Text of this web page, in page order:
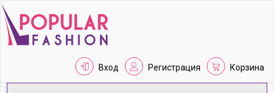
Вход Регистрация Корзина